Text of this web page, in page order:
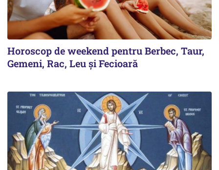
Horoscop de weekend pentru Berbec, Taur,
Gemeni, Rac, Leu și Fecioară